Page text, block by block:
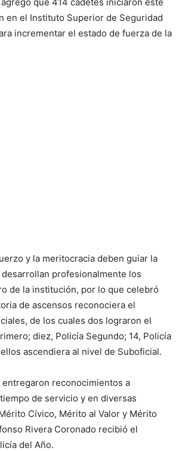
en el Instituto Superior de Seguridad
incrementar el estado de fuerza de la
y la meritocracia deben guiar la
profesionalmente los
de la institución, por lo que celebró
de ascensos reconociera el
de los cuales dos lograron el
diez, Policía Segundo; 14, Policía
ascendiera al nivel de Suboficial.
entregaron reconocimientos a
de servicio y en diversas
Cívico, Mérito al Valor y Mérito
Rivera Coronado recibió el
del Año.